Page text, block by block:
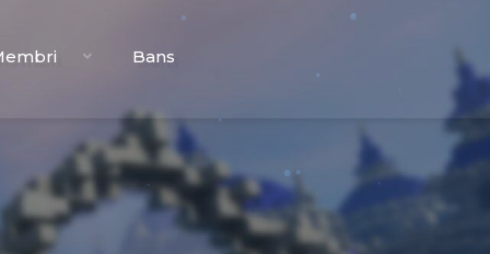
Bans